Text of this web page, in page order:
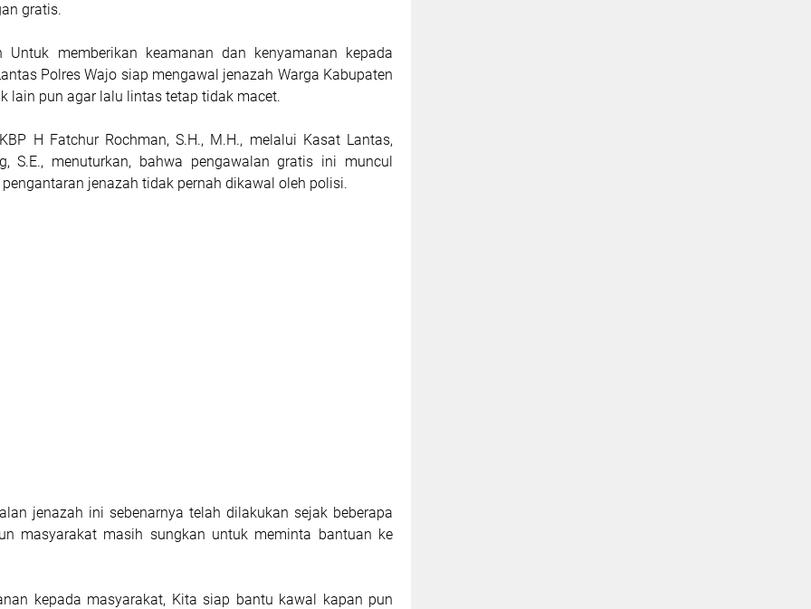
gratis.
Untuk memberikan keamanan dan kenyamanan kepada
Polres Wajo siap mengawal jenazah Warga Kabupaten
lain pun agar lalu lintas tetap tidak macet.
H Fatchur Rochman, S.H., M.H., melalui Kasat Lantas,
S.E., menuturkan, bahwa pengawalan gratis ini muncul
jenazah tidak pernah dikawal oleh polisi.
jenazah ini sebenarnya telah dilakukan sejak beberapa
masyarakat masih sungkan untuk meminta bantuan ke
kepada masyarakat, Kita siap bantu kawal kapan pun